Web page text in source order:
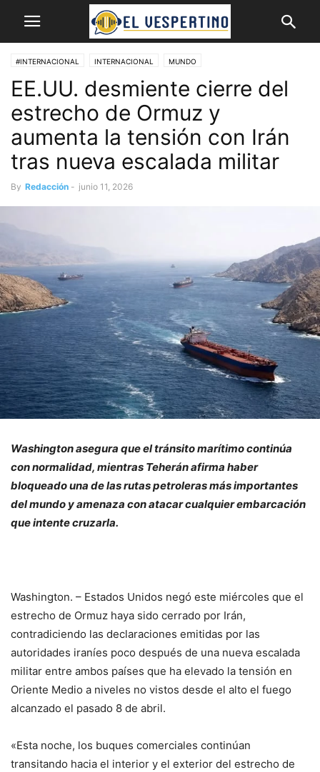
#INTERNACIONAL INTERNACIONAL MUNDO
EE.UU. desmiente cierre del
estrecho de Ormuz y
aumenta la tensión con Irán
tras nueva escalada militar
By Redacción - junio 11, 2026
Washington asegura que el tránsito marítimo continúa
con normalidad, mientras Teherán afirma haber
bloqueado una de las rutas petroleras más importantes
del mundo y amenaza con atacar cualquier embarcación
que intente cruzarla.
Washington. – Estados Unidos negó este miércoles que el
estrecho de Ormuz haya sido cerrado por Irán,
contradiciendo las declaraciones emitidas por las
autoridades iraníes poco después de una nueva escalada
militar entre ambos países que ha elevado la tensión en
Oriente Medio a niveles no vistos desde el alto el fuego
alcanzado el pasado 8 de abril.
«Esta noche, los buques comerciales continúan
transitando hacia el interior y el exterior del estrecho de